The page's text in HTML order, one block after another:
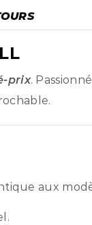
prix.
aux